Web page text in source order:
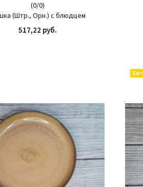
(0/0)
(Штр., Орн.) с блюдцем
517,22 руб.
Хит